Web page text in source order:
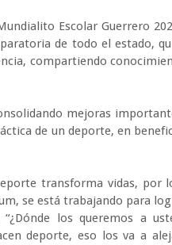
Escolar Guerrero
de todo el estado,
compartiendo
mejoras
de un deporte, en
transforma vidas, por
se está trabajando para
los queremos a
deporte, eso los va a